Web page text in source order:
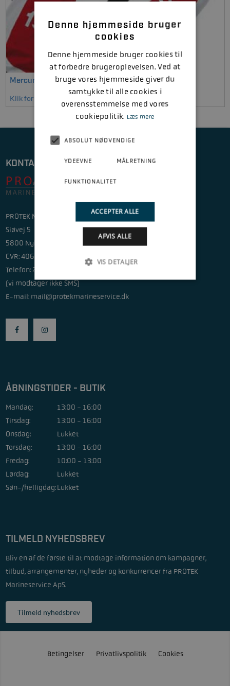
Mercury redningsvest
Klik for at se mere
KONTAKT
PROTEK Marineservice ApS
Siøvej 5
5800 Nyborg
CVR: 40623396
Telefon: 20772911
(vi modtager ikke SMS)
E-mail: mail@protekmarineservice.dk
ÅBNINGSTIDER - BUTIK
Mandag:
13:00 - 16:00
Tirsdag:
13:00 - 16:00
Onsdag:
Lukket
Torsdag:
13:00 - 16:00
Fredag:
10:00 - 13:00
Lørdag:
Lukket
Søn-/helligdag:Lukket
TILMELD NYHEDSBREV
Bliv en af de første til at modtage information om kampagner,
tilbud, arrangementer, nyheder og konkurrencer fra PROTEK
Marineservice ApS.
Tilmeld nyhedsbrev
Betingelser Privatlivspolitik Cookies
Denne hjemmeside bruger
cookies
Denne hjemmeside bruger cookies til
at forbedre brugeroplevelsen. Ved at
bruge vores hjemmeside giver du
samtykke til alle cookies i
overensstemmelse med vores
cookiepolitik. Læs mere
ABSOLUT NØDVENDIGE
YDEEVNE MÅLRETNING
FUNKTIONALITET
ACCEPTER ALLE
AFVIS ALLE
VIS DETALJER